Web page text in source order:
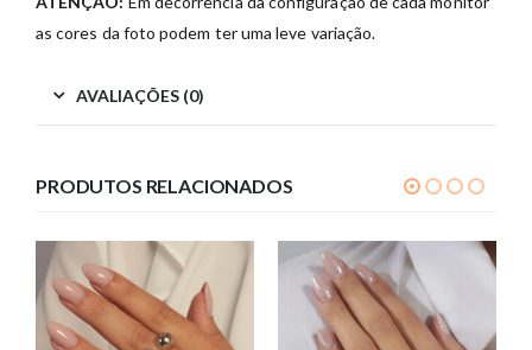
as cores da foto podem ter uma leve variação.
AVALIAÇÕES (0)
PRODUTOS RELACIONADOS